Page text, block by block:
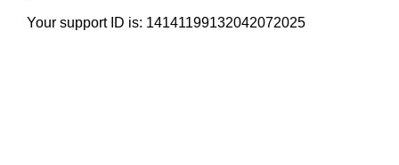
Your support ID is: 14141199132042072025